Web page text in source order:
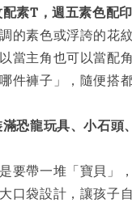
素T，週五素色配
的素色或浮誇的花
當主角也可以當配
件褲子」，隨便搭都
恐龍玩具、小石頭
要帶一堆「寶貝」
口袋設計，讓孩子